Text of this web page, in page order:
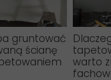
gruntować
ścianę
warto